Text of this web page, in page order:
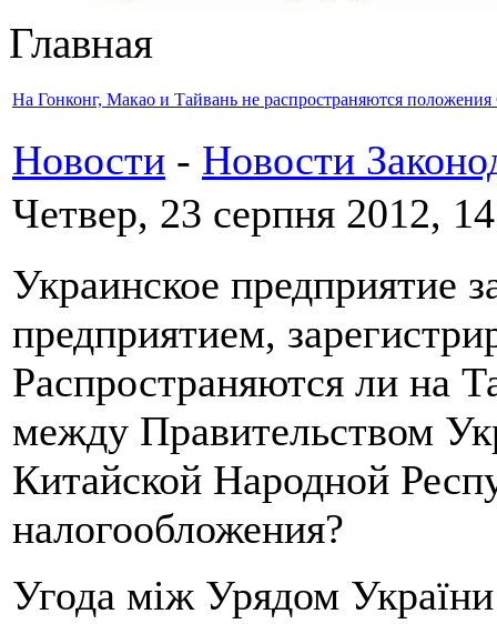
Главная
На Гонконг, Макао и Тайвань не распространяются
Новости - Новости
Четвер, 23 серпня 2012,
Украинское предприятие
предприятием,
Распространяются ли на
между Правительством
Китайской Народной
налогообложения?
Угода між Урядом